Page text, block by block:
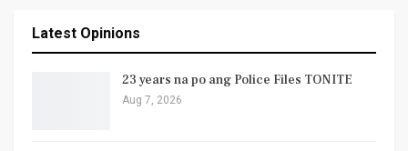
Latest Opinions
23 years na po ang Police Files TONITE
Aug 7, 2026